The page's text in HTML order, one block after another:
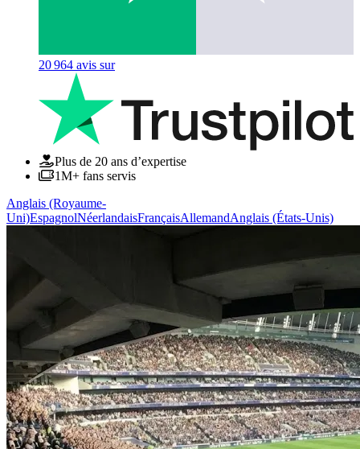
20 964 avis sur
Plus de 20 ans d’expertise
1M+ fans servis
Anglais (Royaume-
Uni)EspagnolNéerlandaisFrançaisAllemandAnglais (États-Unis)